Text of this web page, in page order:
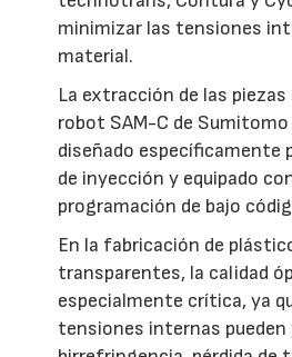
minimizar las tensiones
material.
La extracción de las
robot SAM-C de Sumitomo
diseñado específicamente
de inyección y equipado
programación de bajo
En la fabricación de
transparentes, la calidad
especialmente crítica, ya
tensiones internas pueden